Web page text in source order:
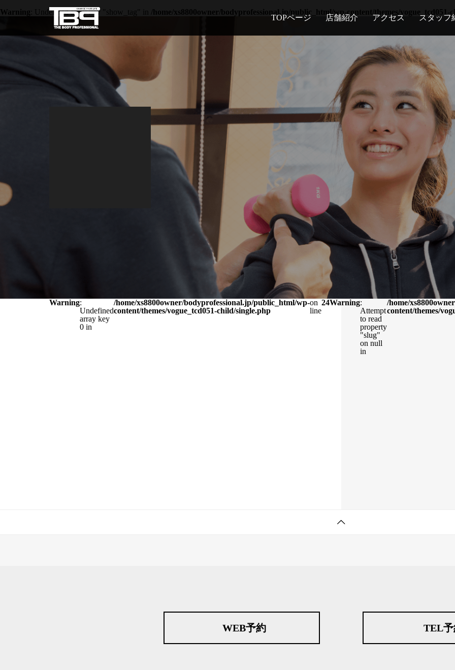
Warning : Undefined array key "show_tag" in /home/xs8800owner/bodyprofessional.jp/public_html/wp-content/themes/vogue_tcd051-
TOPページ 店舗紹介 アクセス スタッフ
Warning:
Undefined
array key
0 in
/home/xs8800owner/bodyprofessional.jp/public_html/wp-
content/themes/vogue_tcd051-child/single.php
on
line
24Warning:
Attempt
to read
property
"slug"
on null
in
/home/
content/themes/
WEB予約 TEL予